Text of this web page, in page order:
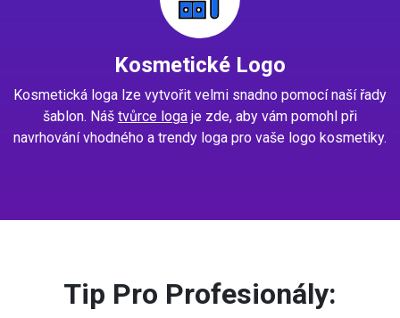
Kosmetické Logo
Kosmetická loga lze vytvořit velmi snadno pomocí naší řady
šablon. Náš tvůrce loga je zde, aby vám pomohl při
navrhování vhodného a trendy loga pro vaše logo kosmetiky.
Tip Pro Profesionály: